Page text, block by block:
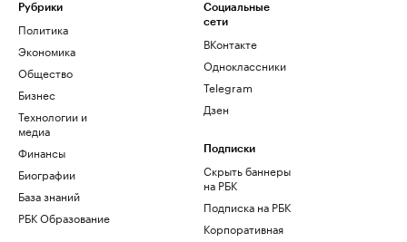
Рубрики
Политика
Экономика
Общество
Бизнес
Технологии и
медиа
Финансы
Биографии
База знаний
РБК Образование
Социальные
сети
ВКонтакте
Одноклассники
Telegram
Дзен
Подписки
Скрыть баннеры
на РБК
Подписка на РБК
Корпоративная